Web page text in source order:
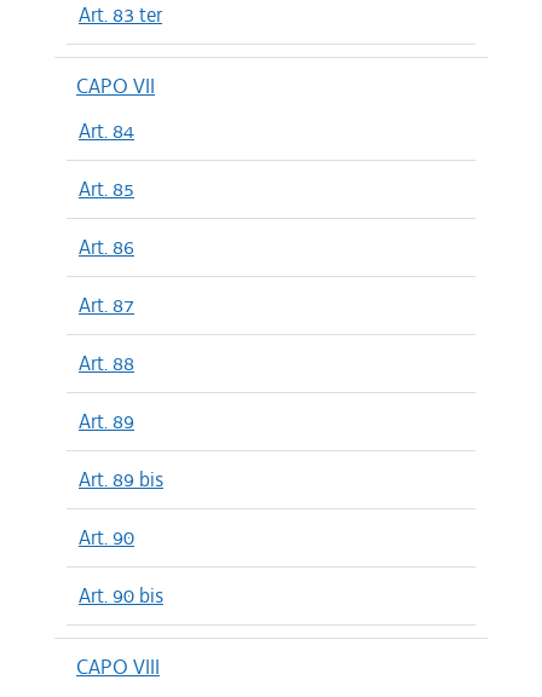
Art. 83 ter
CAPO VII
Art. 84
Art. 85
Art. 86
Art. 87
Art. 88
Art. 89
Art. 89 bis
Art. 90
Art. 90 bis
CAPO VIII